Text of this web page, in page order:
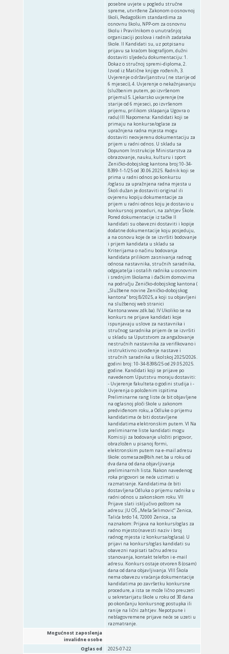
posebne uvjete u pogledu stručne
spreme, utvrđene Zakonom o osnovnoj
školi, Pedagoškim standardima za
osnovnu školu, NPP-om za osnovnu
školu i Pravilnikom o unutrašnjoj
organizaciji poslova i radnih zadataka
škole. II Kandidati su, uz potpisanu
prijavu sa kraćom biografijom, dužni
dostaviti sljedeću dokumentaciju: 1.
Dokaz o stručnoj spremi-diploma, 2.
Izvod iz Matične knjige rođenih, 3.
Uvjerenje o državljanstvu ( ne starije od
6 mjeseci), 4. Uvjerenje o nekažnjavanju
(službenim putem, po izvršenom
prijemu) 5. Ljekarsko uvjerenje (ne
starije od 6 mjeseci, po izvršenom
prijemu, prilikom sklapanja Ugovra o
radu) III Napomena: Kandidati koji se
primaju na konkurse/oglase za
upražnjena radna mjesta mogu
dostaviti neovjerenu dokumentaciju za
prijem u radni odnos. U skladu sa
Dopunom Instrukcije Ministarstva za
obrazovanje, nauku, kulturu i sport
Zeničko-dobojskog kantona broj:10-34-
8399-1-1/25 od 30.06.2025. Radnik koji se
prima u radni odnos po konkursu
/oglasu za upražnjena radna mjesta u
Školi dužan je dostaviti original ili
ovjerenu kopiju dokumentacije za
prijem u radni odnos koju je dostavio u
konkursnoj proceduri, na zahtjev Škole.
Pored dokumentacije iz tačke II
kandidati su obavezni dostaviti i kopije
dodatne dokumentacije koju posjeduju,
a na osnovu koje će se izvršiti bodovanje
i prijem kandidata u skladu sa
Kriterijama o načinu bodovanja
kandidata prilikom zasnivanja radnog
odnosa nastavnika, stručnih saradnika,
odgajatelja i ostalih radnika u osnovnim
i srednjim školama i đačkim domovima
na području Zeničko-dobojskog kantona (
„Službene novine Zeničko-dobojskog
kantona“ broj:8/2025, a koji su objavljeni
na službenoj web stranici
Kantona:www.zdk.ba). IV Ukoliko se na
konkurs ne prijave kandidati koje
ispunjavaju uslove za nastavnika i
stručnog saradnika prijem će se izvršiti
u skladu sa Uputstvom za angažovanje
nestručnih nastavnika za verifikovano i
instruktivno izvođenje nastave i
stručnih saradnika u školskoj 2025/2026.
godini broj: 10-34-8398/25 od 29.05.2025.
godine. Kandidati koji se prijave po
navedenom Uputstvu moraju dostaviti:
- Uvjerenje fakulteta o godini studija i -
Uvjerenja o položenim ispitima
Preliminarne rang liste će bit objavljene
na oglasnoj ploči škole u zakonom
predviđenom roku, a Odluke o prijemu
kandidatima će biti dostavljene
kandidatima elektronskim putem. VI Na
preliminarne liste kandidati mogu
Komisiji za bodovanje uložiti prigovor,
obrazložen u pisanoj formi,
elektronskim putem na e-mail adresu
škole: osmesaze@bih.net.ba u roku od
dva dana od dana objavljivanja
preliminarnih lista. Nakon navedenog
roka prigovori se neće uzimati u
razmatranje. Kandidatima će biti
dostavljena Odluka o prijemu radnika u
radni odnos u zakonskom roku. VII
Prijave slati isključivo poštom na
adresu: JU OŠ „Meša Selimović“ Zenica,
Talića brdo 14, 72000 Zenica., sa
naznakom: Prijava na konkurs/oglas za
radno mjesto (navesti naziv i broj
radnog mjesta iz konkursa/oglasa). U
prijavi na konkurs/oglas kandidati su
obavezni napisati tačnu adresu
stanovanja, kontakt telefon i e-mail
adresu. Konkurs ostaje otvoren 8 (osam)
dana od dana objavljivanja. VIII Škola
nema obavezu vraćanja dokumentacije
kandidatima po završetku konkursne
procedure, a ista se može lično preuzeti
u sekretarijatu škole u roku od 30 dana
po okončanju konkursnog postupka ili
ranije na lični zahtjev. Nepotpune i
neblagovremene prijave neće se uzeti u
razmatranje.
Mogućnost zaposlenja
invalidne osobe
Oglas od
2025-07-22